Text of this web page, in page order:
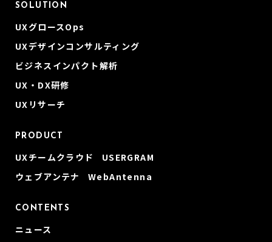
SOLUTION
UXグロースOps
UXデザインコンサルティング
ビジネスインパクト解析
UX・DX研修
UXリサーチ
PRODUCT
UXチームクラウド USERGRAM
ウェブアンテナ WebAntenna
CONTENTS
ニュース